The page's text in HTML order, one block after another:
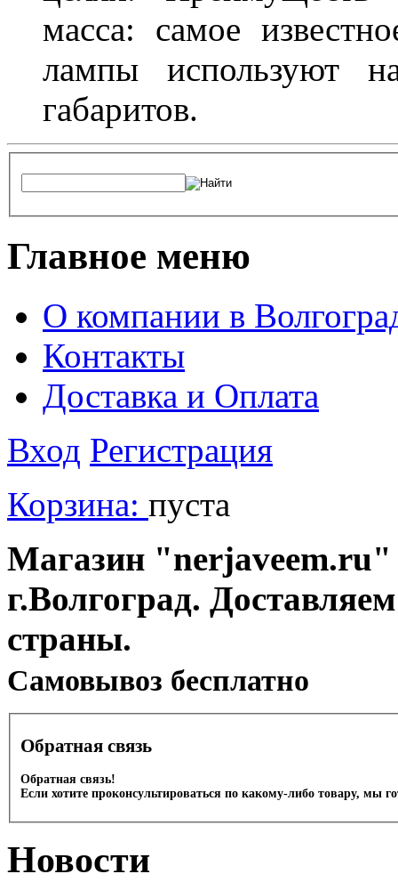
масса: самое
лампы используют
габаритов.
Главное меню
О компании в
Контакты
Доставка и Оплата
Вход Регистрация
Корзина: пуста
Магазин "nerjaveem.ru"
г.Волгоград.
страны.
Cамовывоз бесплатно
Обратная связь
Обратная связь!
Если хотите проконсультироваться по какому-либо товару, мы
Новости